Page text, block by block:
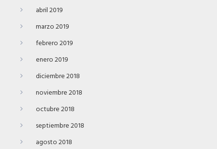
abril 2019
marzo 2019
febrero 2019
enero 2019
diciembre 2018
noviembre 2018
octubre 2018
septiembre 2018
agosto 2018